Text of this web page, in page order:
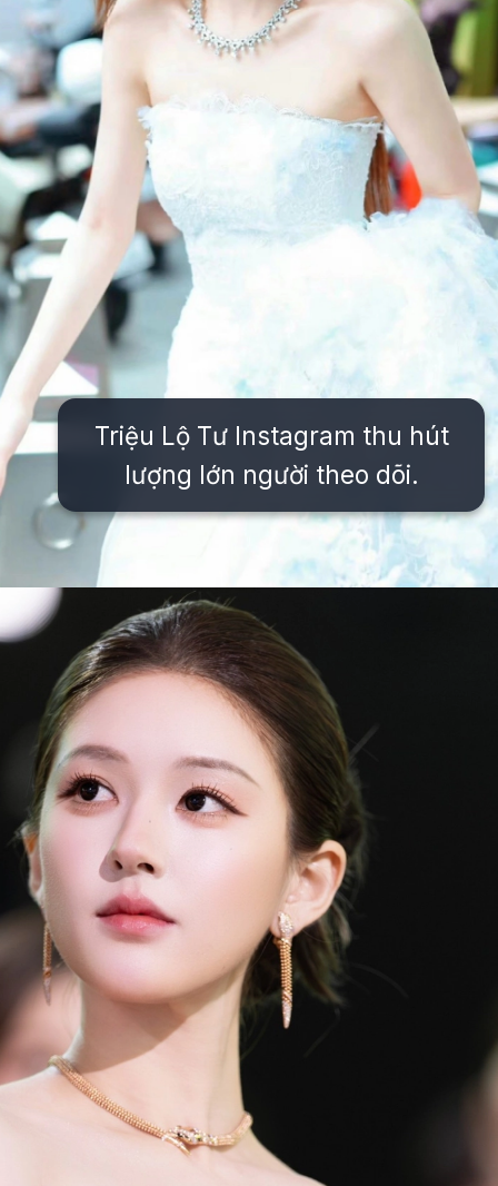
Triệu Lộ Tư Instagram thu hút
lượng lớn người theo dõi.
Đang mởhttps://issiloo.edu.vn/trieu-lo-tu